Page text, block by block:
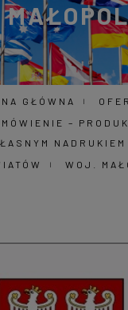
GŁÓWNA
–
NADRUKIEM
WOJ.